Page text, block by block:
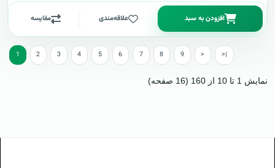
افزودن به سبد علاقه‌مندی مقایسه
1 2 3 4 5 6 7 8 9 > >|
نمایش 1 تا 10 از 160 (16 صفحه)